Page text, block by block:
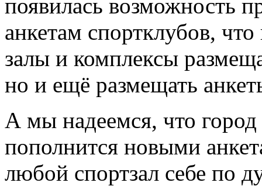
появилась возможность
анкетам спортклубов,
залы и комплексы
но и ещё размещать
А мы надеемся, что
пополнится новыми
любой спортзал себе по